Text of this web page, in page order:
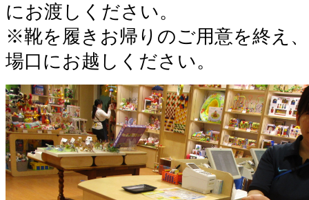
にお渡しください。
※靴を履きお帰りのご用意を終え
場口にお越しください。